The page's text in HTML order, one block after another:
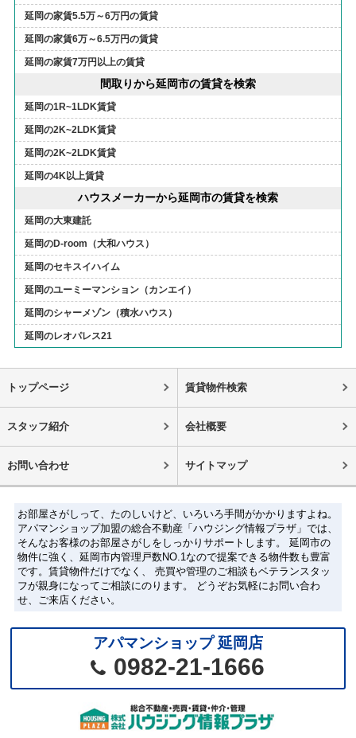
延岡の家賃5.5万～6万円の賃貸
延岡の家賃6万～6.5万円の賃貸
延岡の家賃7万円以上の賃貸
間取りから延岡市の賃貸を検索
延岡の1R~1LDK賃貸
延岡の2K~2LDK賃貸
延岡の2K~2LDK賃貸
延岡の4K以上賃貸
ハウスメーカーから延岡市の賃貸を検索
延岡の大東建託
延岡のD-room（大和ハウス）
延岡のセキスイハイム
延岡のユーミーマンション（カンエイ）
延岡のシャーメゾン（積水ハウス）
延岡のレオパレス21
トップページ 賃貸物件検索
スタッフ紹介 会社概要
お問い合わせ サイトマップ
お部屋さがしって、たのしいけど、いろいろ手間がかかりますよね。
アパマンショップ加盟の総合不動産「ハウジング情報プラザ」では、
そんなお客様のお部屋さがしをしっかりサポートします。 延岡市の
物件に強く、延岡市内管理戸数NO.1なので提案できる物件数も豊富
です。賃貸物件だけでなく、 売買や管理のご相談もベテランスタッ
フが親身になってご相談にのります。 どうぞお気軽にお問い合わ
せ、ご来店ください。
アパマンショップ 延岡店
0982-21-1666